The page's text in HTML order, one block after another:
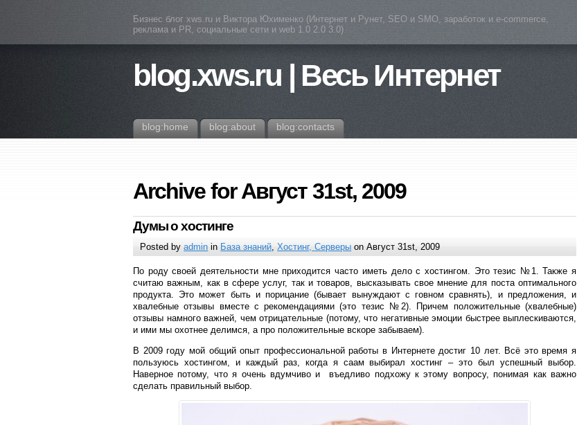
Бизнес блог xws.ru и Виктора Юхименко (Интернет и Рунет, SEO и SMO, заработок и e-commerce,
реклама и PR, социальные сети и web 1.0 2.0 3.0)
blog.xws.ru | Весь Интернет
blog:home blog:about blog:contacts
Archive for Август 31st, 2009
Думы о хостинге
Posted byadmin in База знаний ,Хостинг, Серверы on Август 31st, 2009
По роду своей деятельности мне приходится часто иметь дело с хостингом. Это тезис №1. Также я
считаю важным, как в сфере услуг, так и товаров, высказывать свое мнение для поста оптимального
продукта. Это может быть и порицание (бывает вынуждают с говном сравнять), и предложения, и
хвалебные отзывы вместе с рекомендациями (это тезис №2). Причем положительные (хвалебные)
отзывы намного важней, чем отрицательные (потому, что негативные эмоции быстрее выплескиваются,
и ими мы охотнее делимся, а про положительные вскоре забываем).
В 2009 году мой общий опыт профессиональной работы в Интернете достиг 10 лет. Всё это время я
пользуюсь хостингом, и каждый раз, когда я саам выбирал хостинг – это был успешный выбор.
Наверное потому, что я очень вдумчиво и въедливо подхожу к этому вопросу, понимая как важно
сделать правильный выбор.